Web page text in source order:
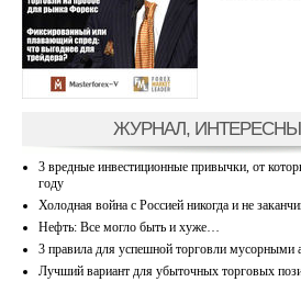
ЖУРНАЛ,
3 вредные инвестиционные привычки, от
году
Холодная война с Россией никогда и не
Нефть: Все могло быть и хуже…
3 правила для успешной торговли мусорными
Лучший вариант для убыточных торговых